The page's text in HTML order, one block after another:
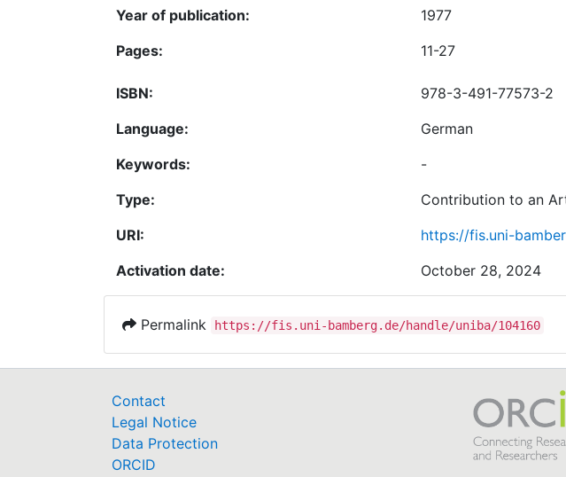
Year of publication:
1977
Pages:
11-27
ISBN:
978-3-491-77573-2
Language:
German
Keywords:
-
Type:
Contribution to an
URI:
https://fis.uni-
Activation date:
October 28, 2024
Permalink https://fis.uni-bamberg.de/handle/uniba/104160
Contact
Legal Notice
Data Protection
ORCID